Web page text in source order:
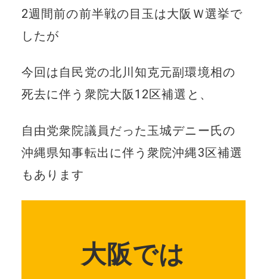
2週間前の前半戦の目玉は大阪Ｗ選挙で
したが
今回は自民党の北川知克元副環境相の
死去に伴う衆院大阪12区補選と、
自由党衆院議員だった玉城デニー氏の
沖縄県知事転出に伴う衆院沖縄3区補選
もあります
大阪では